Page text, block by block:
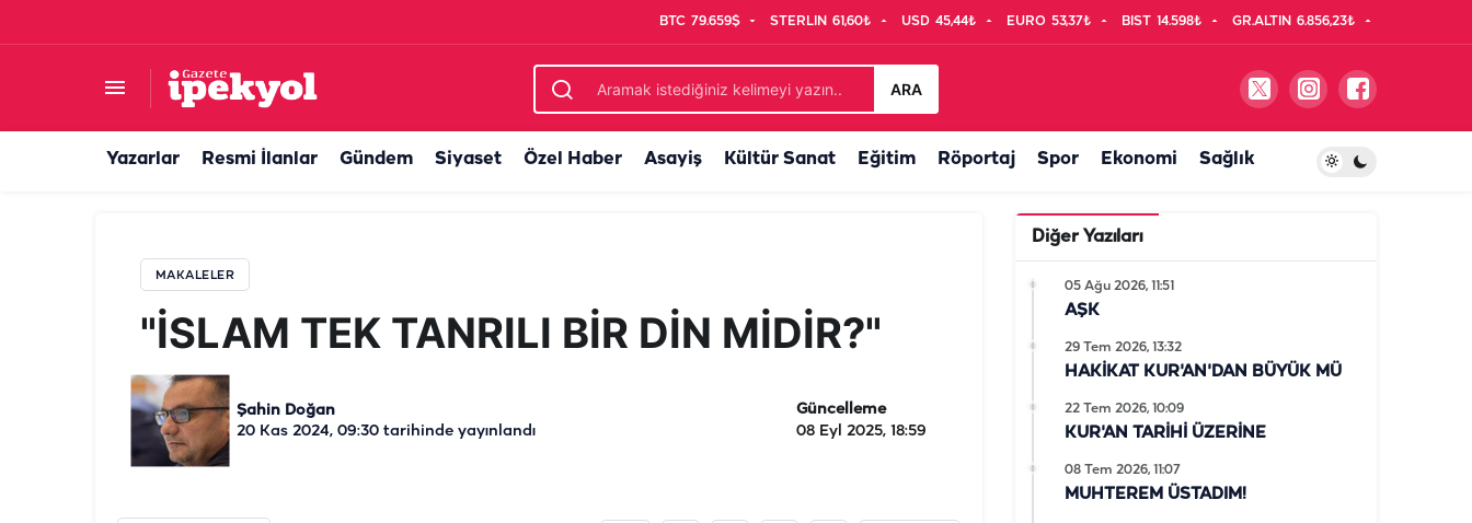
BTC 79.659$ STERLIN 61,60₺ USD 45,44₺ EURO 53,37₺ BIST 14.598₺ GR.ALTIN 6.856,23₺
ARA
Yazarlar Resmi İlanlar Gündem Siyaset Özel Haber Asayiş Kültür Sanat Eğitim Röportaj Spor Ekonomi Sağlık
MAKALELER
"İSLAM TEK TANRILI BİR DİN MİDİR?"
Şahin Doğan
20 Kas 2024, 09:30 tarihinde yayınlandı
Güncelleme
08 Eyl 2025, 18:59
Diğer Yazıları
AŞK
05 Ağu 2026, 11:51
HAKİKAT KUR'AN'DAN BÜYÜK MÜ
29 Tem 2026, 13:32
KUR'AN TARİHİ ÜZERİNE
22 Tem 2026, 10:09
MUHTEREM ÜSTADIM!
08 Tem 2026, 11:07